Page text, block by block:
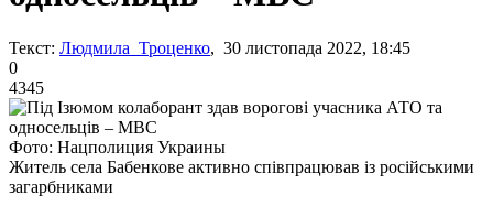
Текст: Людмила Троценко, 30 листопада 2022, 18:45
0
4345
Фото: Нацполиция Украины
Житель села Бабенкове активно співпрацював із російськими
загарбниками